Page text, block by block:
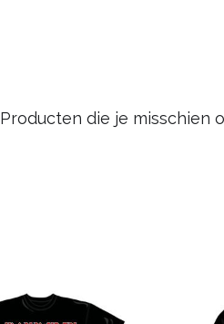
Producten die je misschien